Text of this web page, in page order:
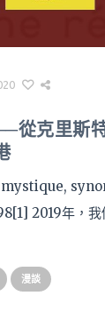
從克里斯
2019年，我
漫談